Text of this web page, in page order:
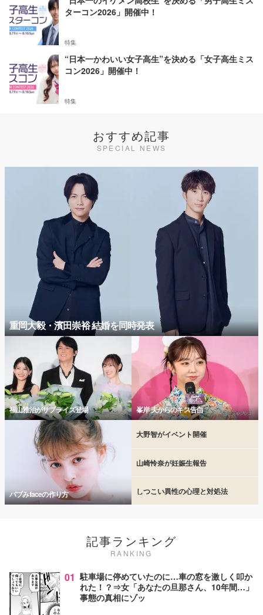
ターコン2026」開催中！
特集
“日本一かわいい女子高生”を決める「女子高生ミス
コン2026」開催中！
特集
おすすめ記事
SPECIAL NEWS
重岡大毅・濱田崇裕 結婚を同時発表
福山雅治がサプライズ登場 峯岸 夫からのキス告白
バブみfaceの作り方
大野智がイベント開催
山崎怜奈が妊娠生報告
しつこい異性の心理と対処法
記事ランキング
RANKING
01 駐車場に停めていたのに…車の窓を激しく叩か
れた！？⇒女「あなたの旦那さん、10年間…」
事態の真相にゾッ